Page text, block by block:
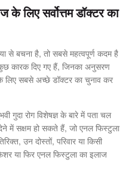
लिए सर्वोत्तम डॉक्टर का
से बचना है, तो सबसे महत्वपूर्ण कदम है
कारक दिए गए हैं, जिनका अनुसरण
सबसे अच्छे डॉक्टर का चुनाव कर
गुदा रोग विशेषज्ञ के बारे में पता चल
में सक्षम हो सकते हैं, जो एनल फिस्टुला
उन दोस्तों, परिवार या किसी
या फिर एनल फिस्टुला का इलाज